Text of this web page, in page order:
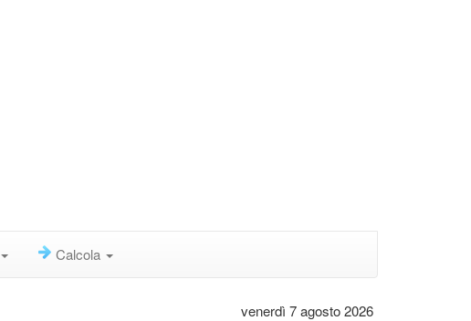
Calcola
venerdì 7 agosto 2026